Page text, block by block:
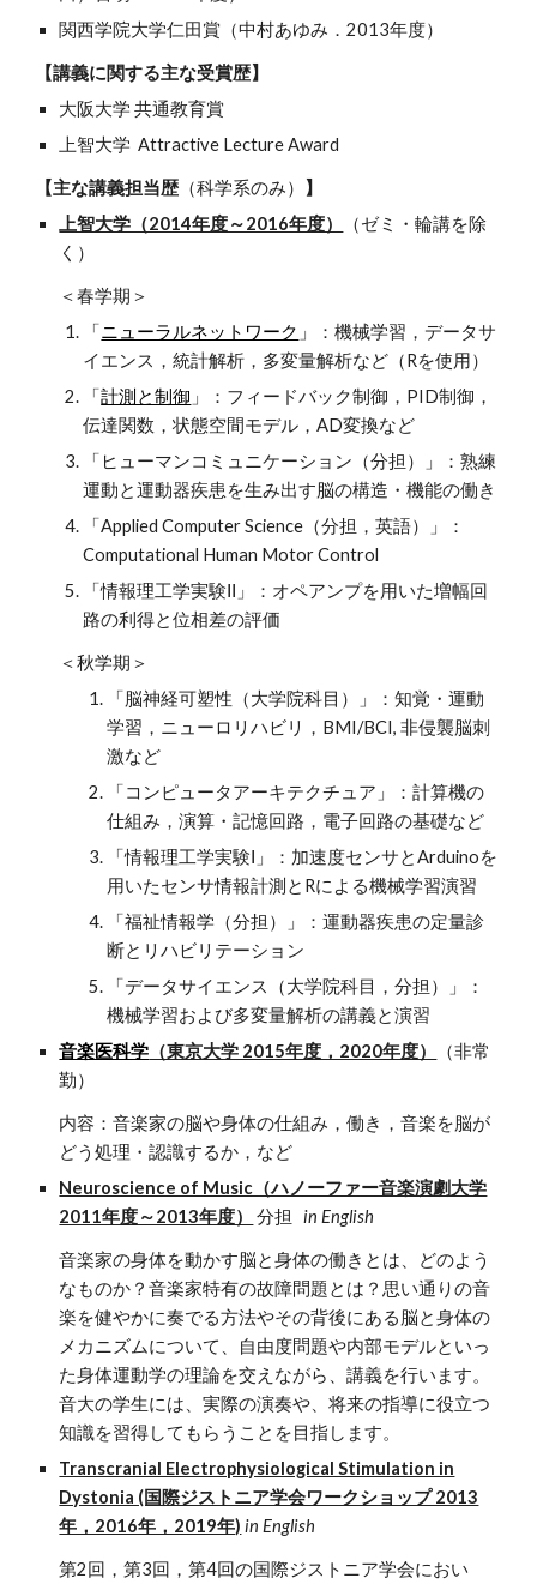
関西学院大学仁田賞（中村あゆみ．2013年度）
【講義に関する主な受賞歴】
大阪大学 共通教育賞
上智大学 Attractive Lecture Award
【主な講義担当歴 （科学系のみ） 】
上智大学（2014年度～2016年度）
（ゼミ・輪講を除
く）
＜春学期＞
「ニューラルネットワーク 」：機械学習，データサ
イエンス，統計解析，多変量解析など（Rを使用）
「計測と制御 」：フィードバック制御，PID制御，
伝達関数，状態空間モデル，AD変換など
「ヒューマンコミュニケーション（分担）」：熟練
運動と運動器疾患を生み出す脳の構造・機能の働き
「Applied Computer Science（分担，英語）」：
Computational Human Motor Control
「情報理工学実験ⅠⅠ」：オペアンプを用いた増幅回
路の利得と位相差の評価
＜秋学期＞
「脳神経可塑性（大学院科目）」：知覚・運動
学習，ニューロリハビリ，BMI/BCI, 非侵襲脳刺
激など
「コンピュータアーキテクチュア」：計算機の
仕組み，演算・記憶回路，電子回路の基礎など
「情報理工学実験Ⅰ」：加速度センサとArduinoを
用いたセンサ情報計測とRによる機械学習演習
「福祉情報学（分担）」：運動器疾患の定量診
断とリハビリテーション
「データサイエンス（大学院科目，分担）」：
機械学習および多変量解析の講義と演習
音楽医科学 （東京大学 2015年度，2020年度）
（非常
勤）
内容：音楽家の脳や身体の仕組み，働き，音楽を脳が
どう処理・認識するか，など
Neuroscience of Music（ハノーファー音楽演劇大学
2011年度～2013年度）
分担in English
音楽家の身体を動かす脳と身体の働きとは、どのよう
なものか？音楽家特有の故障問題とは？思い通りの音
楽を健やかに奏でる方法やその背後にある脳と身体の
メカニズムについて、自由度問題や内部モデルといっ
た身体運動学の理論を交えながら、講義を行います。
音大の学生には、実際の演奏や、将来の指導に役立つ
知識を習得してもらうことを目指します。
Transcranial Electrophysiological Stimulation in
Dystonia (国際ジストニア学会ワークショップ 2013
年，2016年，2019年) in English
第2回，第3回，第4回の国際ジストニア学会におい